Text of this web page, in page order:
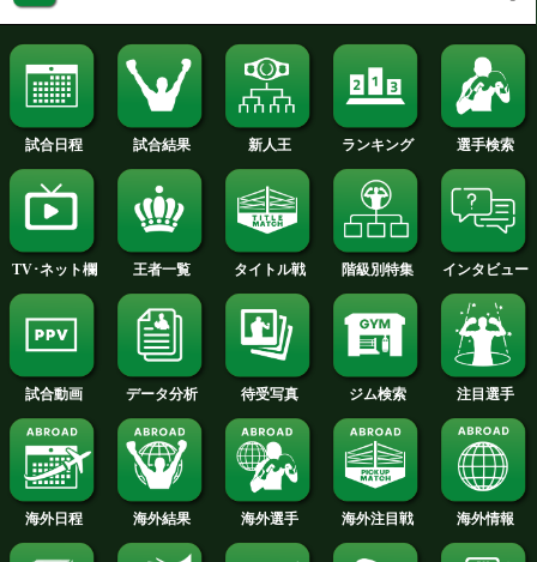
VS
武中 秀武(大鵬)
勝ち予想をする
投票の途中経過をみる
ライト級4回戦
竹澤 大治郎(大橋)
VS
食いしん坊ぉ 将太